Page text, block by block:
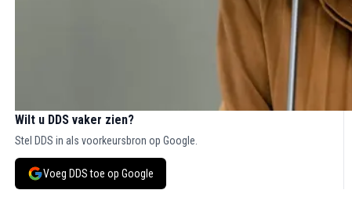
Wilt u DDS vaker zien?
Stel DDS in als voorkeursbron op Google.
Voeg DDS toe op Google